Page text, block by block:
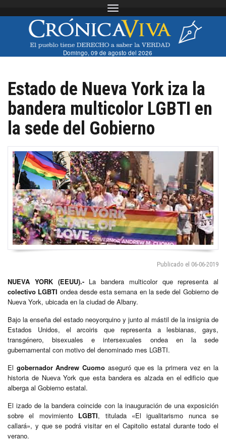
Toggle navigation
Domingo, 09 de agosto del 2026
Estado de Nueva York iza la
bandera multicolor LGBTI en
la sede del Gobierno
Publicado el 06-06-2019
NUEVA YORK(EEUU).-La bandera multicolor que representa al
colectivo LGBTI ondea desde esta semana en la sede del Gobierno de
Nueva York, ubicada en la ciudad de Albany.
Bajo la enseña del estado neoyorquino y junto al mástil de la insignia de
Estados Unidos, el arcoiris que representa a lesbianas, gays,
transgénero, bisexuales e intersexuales ondea en la sede
gubernamental con motivo del denominado mes LGBTI.
El gobernador Andrew Cuomo aseguró que es la primera vez en la
historia de Nueva York que esta bandera es alzada en el edificio que
alberga al Gobierno estatal.
El izado de la bandera coincide con la inauguración de una exposición
sobre el movimiento LGBTI, titulada «El igualitarismo nunca se
callará», y que se podrá visitar en el Capitolio estatal durante todo el
verano.